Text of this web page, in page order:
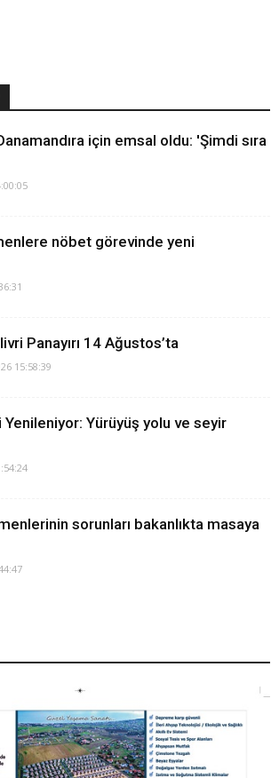
için emsal oldu: 'Şimdi sıra
nöbet görevinde yeni
Panayırı 14 Ağustos’ta
15:58:39
Yürüyüş yolu ve seyir
sorunları bakanlıkta masaya